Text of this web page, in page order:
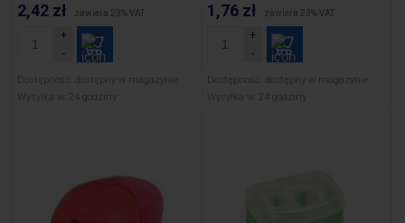
2,42 zł zawiera 23% VAT
Dostępność:
dostępny w magazynie
Wysyłka w:
24 godziny
1,76 zł zawiera 23% VAT
Dostępność:
dostępny w magazynie
Wysyłka w:
24 godziny